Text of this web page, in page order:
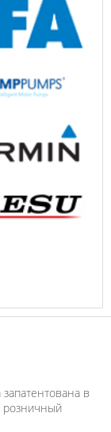
в
розничный